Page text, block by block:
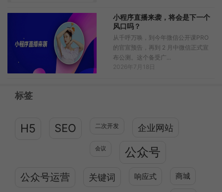
小程序直播来袭，将会是下一个
风口吗？
从千呼万唤，到今年微信公开课PRO
的官宣预告，再到 2 月中微信正式宣
布公测。这个备受广...
2026年7月18日
标签
H5 SEO 二次开发 企业网站
会议 公众号
公众号运营 关键词 响应式 商城